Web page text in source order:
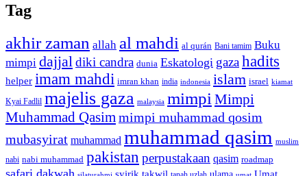
Tag
akhir zaman allah al mahdi al qurán Bani tamim Buku
mimpi dajjal diki candra dunia Eskatologi gazahadits
helper imam mahdi imran khan india indonesia islam israel kiamat
Kyai Fadlil majelis gaza malaysia mimpi Mimpi
Muhammad Qasim mimpi muhammad qosim
mubasyirat muhammad muhammad qasim muslim
nabi nabi muhammad pakistan perpustakaan qasim roadmap
safari dakwah syirik takwil
Umat